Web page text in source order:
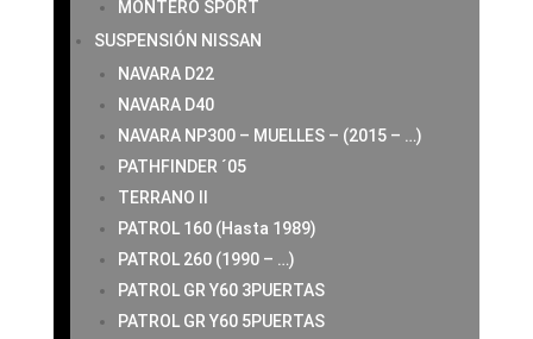
MONTERO SPORT
SUSPENSIÓN NISSAN
NAVARA D22
NAVARA D40
NAVARA NP300 – MUELLES – (2015 – …)
PATHFINDER ´05
TERRANO II
PATROL 160 (Hasta 1989)
PATROL 260 (1990 – …)
PATROL GR Y60 3PUERTAS
PATROL GR Y60 5PUERTAS